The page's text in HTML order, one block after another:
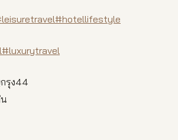
#hotellifestyle
#luxurytravel
รุง44